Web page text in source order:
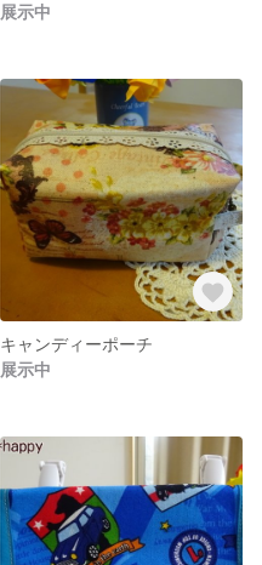
展示中
キャンディーポーチ
展示中